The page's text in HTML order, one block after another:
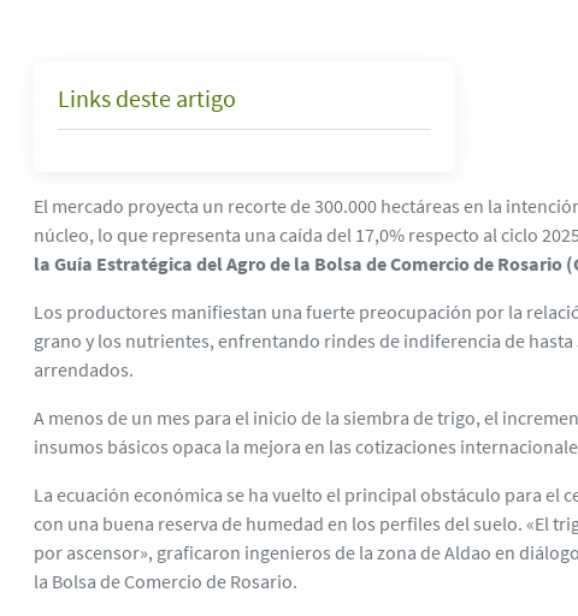
Links deste artigo
El mercado proyecta un recorte de 300.000 hectáreas en la
núcleo, lo que representa una caída del 17,0% respecto al ciclo
la Guía Estratégica del Agro de la Bolsa de Comercio de Rosario
Los productores manifiestan una fuerte preocupación por la
grano y los nutrientes, enfrentando rindes de indiferencia de hasta
arrendados.
A menos de un mes para el inicio de la siembra de trigo, el
insumos básicos opaca la mejora en las cotizaciones
La ecuación económica se ha vuelto el principal obstáculo para el
con una buena reserva de humedad en los perfiles del suelo. «El
por ascensor», graficaron ingenieros de la zona de Aldao en
la Bolsa de Comercio de Rosario.